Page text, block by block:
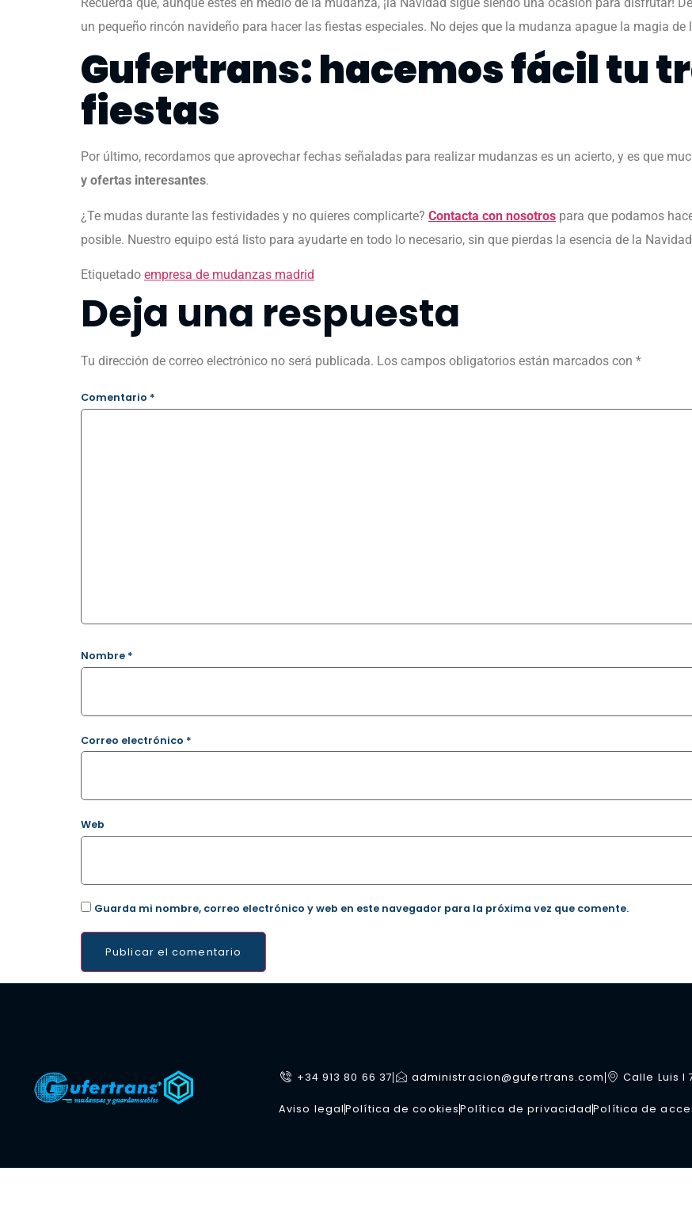
un pequeño rincón navideño para hacer las fiestas especiales. No dejes que la mudanza apague la magia de
Gufertrans: hacemos fácil tu
fiestas
Por último, recordamos que aprovechar fechas señaladas para realizar mudanzas es un acierto, y es que
y ofertas interesantes.
¿Te mudas durante las festividades y no quieres complicarte? Contacta con nosotros para que podamos
posible. Nuestro equipo está listo para ayudarte en todo lo necesario, sin que pierdas la esencia de la
Etiquetado empresa de mudanzas madrid
Deja una respuesta
Tu dirección de correo electrónico no será publicada. Los campos obligatorios están marcados con *
Comentario *
Nombre *
Correo electrónico *
Web
Guarda mi nombre, correo electrónico y web en este navegador para la próxima vez que comente.
+34 913 80 66 37 administracion@gufertrans.com Calle Luis I
Aviso legalPolítica de cookiesPolítica de privacidadPolítica de